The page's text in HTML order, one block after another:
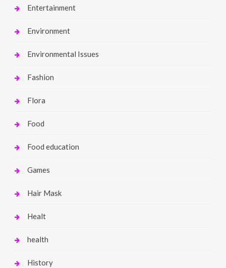
Entertainment
Environment
Environmental Issues
Fashion
Flora
Food
Food education
Games
Hair Mask
Healt
health
History